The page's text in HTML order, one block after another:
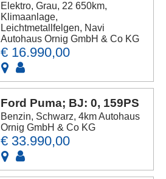
Elektro, Grau, 22 650km,
Klimaanlage,
Leichtmetallfelgen, Navi
Autohaus Ornig GmbH & Co KG
€ 16.990,00
Ford Puma; BJ: 0, 159PS
Benzin, Schwarz, 4km Autohaus
Ornig GmbH & Co KG
€ 33.990,00